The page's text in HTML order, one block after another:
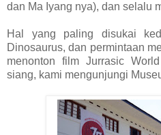
dan Ma Iyang nya), dan selalu
Hal yang paling disukai
Dinosaurus, dan permintaan
menonton film Jurrasic
siang, kami mengunjungi